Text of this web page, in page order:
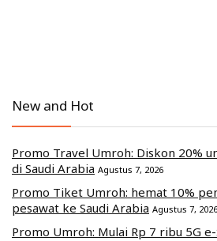
New and Hot
Promo Travel Umroh: Diskon 20%
di Saudi Arabia Agustus 7, 2026
Promo Tiket Umroh: hemat 10%
pesawat ke Saudi Arabia Agustus 7, 2026
Promo Umroh: Mulai Rp 7 ribu 5G